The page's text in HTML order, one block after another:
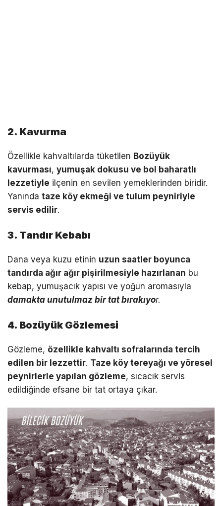
2. Kavurma
Özellikle kahvaltılarda tüketilen Bozüyük
kavurması, yumuşak dokusu ve bol baharatlı
lezzetiyle ilçenin en sevilen yemeklerinden biridir.
Yanında taze köy ekmeği ve tulum peyniriyle
servis edilir.
3. Tandır Kebabı
Dana veya kuzu etinin uzun saatler boyunca
tandırda ağır ağır pişirilmesiyle hazırlanan bu
kebap, yumuşacık yapısı ve yoğun aromasıyla
damakta unutulmaz bir tat bırakıyor.
4. Bozüyük Gözlemesi
Gözleme, özellikle kahvaltı sofralarında tercih
edilen bir lezzettir. Taze köy tereyağı ve yöresel
peynirlerle yapılan gözleme, sıcacık servis
edildiğinde efsane bir tat ortaya çıkar.